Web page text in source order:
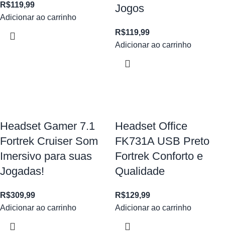
R$119,99
Adicionar ao carrinho
Jogos
R$119,99
Adicionar ao carrinho
Headset Gamer 7.1
Fortrek Cruiser Som
Imersivo para suas
Jogadas!
R$309,99
Adicionar ao carrinho
Headset Office
FK731A USB Preto
Fortrek Conforto e
Qualidade
R$129,99
Adicionar ao carrinho